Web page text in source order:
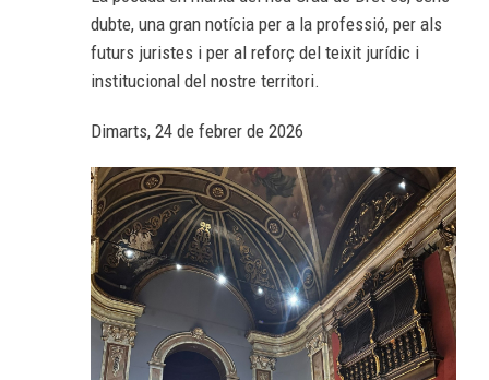
dubte, una gran notícia per a la professió, per als
futurs juristes i per al reforç del teixit jurídic i
institucional del nostre territori.
Dimarts, 24 de febrer de 2026